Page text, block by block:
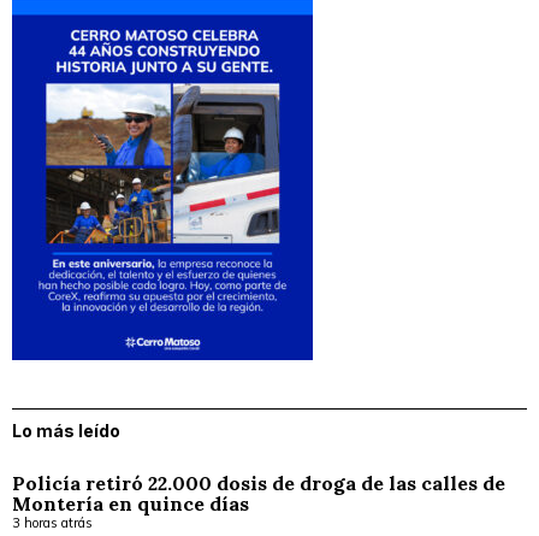
Lo más leído
Policía retiró 22.000 dosis de droga de las calles de
Montería en quince días
3 horas atrás